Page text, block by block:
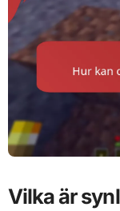
Vilka är